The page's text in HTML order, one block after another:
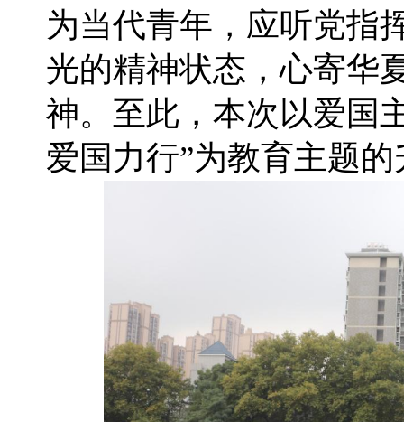
为当代青年，应听党指
光的精神状态，心寄华
神。至此，本次以爱国
爱国力行”为教育主题